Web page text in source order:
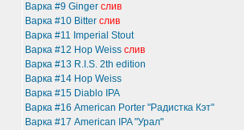
Варка #9 Ginger слив
Варка #10 Bitter слив
Варка #11 Imperial Stout
Варка #12 Hop Weiss слив
Варка #13 R.I.S. 2th edition
Варка #14 Hop Weiss
Варка #15 Diablo IPA
Варка #16 American Porter "Радистка Кэт"
Варка #17 American IPA "Урал"